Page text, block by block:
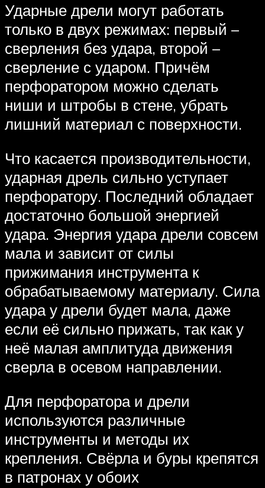
Ударные дрели могут работать
только в двух режимах: первый –
сверления без удара, второй –
сверление с ударом. Причём
перфоратором можно сделать
ниши и штробы в стене, убрать
лишний материал с поверхности.
Что касается производительности,
ударная дрель сильно уступает
перфоратору. Последний обладает
достаточно большой энергией
удара. Энергия удара дрели совсем
мала и зависит от силы
прижимания инструмента к
обрабатываемому материалу. Сила
удара у дрели будет мала, даже
если её сильно прижать, так как у
неё малая амплитуда движения
сверла в осевом направлении.
Для перфоратора и дрели
используются различные
инструменты и методы их
крепления. Свёрла и буры крепятся
в патронах у обоих